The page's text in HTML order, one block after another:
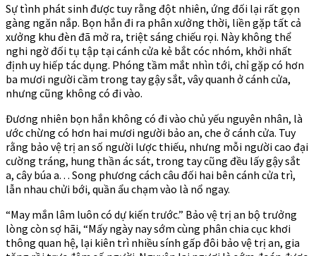
Sự tình phát sinh được tuy rằng đột nhiên, ứng đối lại rất gọn
gàng ngăn nắp. Bọn hắn đi ra phân xưởng thời, liền gặp tất cả
xưởng khu đèn đã mở ra, triệt sáng chiếu rọi. Này không thể
nghi ngờ đối tụ tập tại cánh cửa kẻ bắt cóc nhóm, khởi nhất
định uy hiếp tác dụng. Phóng tầm mắt nhìn tới, chỉ gặp có hơn
ba mươi người cầm trong tay gậy sắt, vây quanh ở cánh cửa,
nhưng cũng không có đi vào.
Đương nhiên bọn hắn không có đi vào chủ yếu nguyên nhân, là
ước chừng có hơn hai mươi người bảo an, che ở cánh cửa. Tuy
rằng bảo vệ trị an số người lược thiếu, nhưng mỗi người cao đại
cường tráng, hung thần ác sát, trong tay cũng đều lấy gậy sắt
a, cây búa a. . . Song phương cách câu đối hai bên cánh cửa trì,
lẫn nhau chửi bới, quần ẩu chạm vào là nổ ngay.
“May mắn lâm luôn có dự kiến trước.” Bảo vệ trị an bộ trưởng
lòng còn sợ hãi, “Mấy ngày nay sớm cùng phân chia cục khơi
thông quan hệ, lại kiên trì nhiều sính gấp đôi bảo vệ trị an, gia